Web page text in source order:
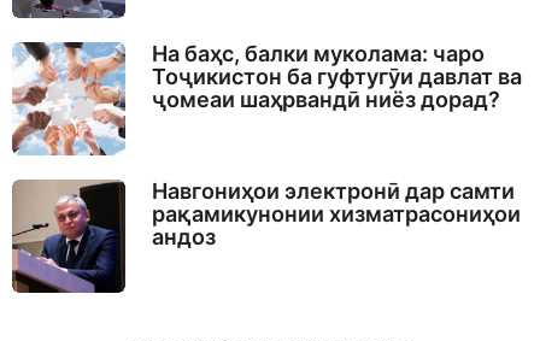
На баҳс, балки муколама: чаро
Тоҷикистон ба гуфтугӯи давлат ва
ҷомеаи шаҳрвандӣ ниёз дорад?
Навгониҳои электронӣ дар самти
рақамикунонии хизматрасониҳои
андоз